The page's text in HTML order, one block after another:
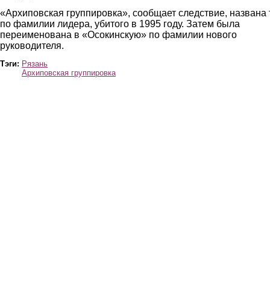
«Архиповская группировка», сообщает следствие, названа
по фамилии лидера, убитого в 1995 году. Затем была
переименована в «Осокинскую» по фамилии нового
руководителя.
Тэги: Рязань
Архиповская группировка